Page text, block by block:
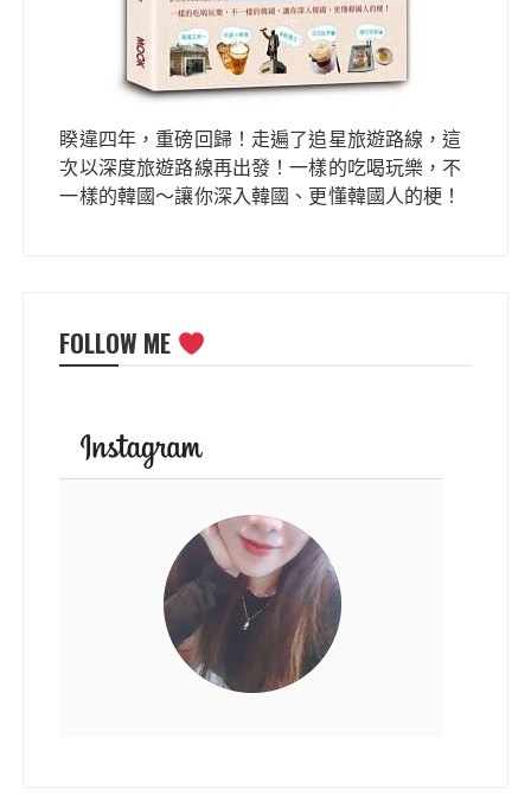
睽違四年，重磅回歸！走遍了追星旅遊路線，這
次以深度旅遊路線再出發！一樣的吃喝玩樂，不
一樣的韓國～讓你深入韓國、更懂韓國人的梗！
FOLLOW ME